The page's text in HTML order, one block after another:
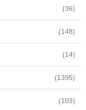
(36)
(148)
(14)
(1395)
(103)